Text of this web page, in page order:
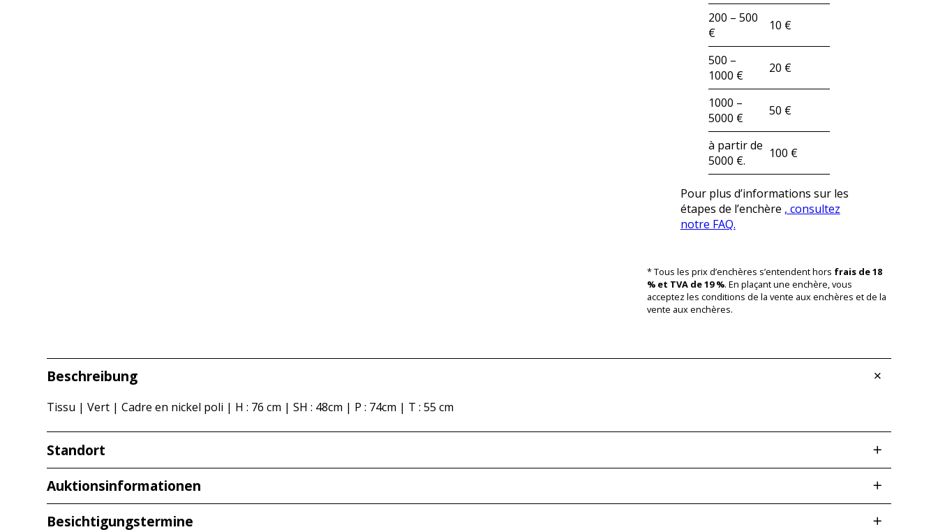
200 – 500
€
10 €
500 –
1000 €
20 €
1000 –
5000 €
50 €
à partir de
5000 €.
100 €
Pour plus d’informations sur les
étapes de l’enchère , consultez
notre FAQ.
* Tous les prix d’enchères s’entendent hors frais de 18
% et TVA de 19 %. En plaçant une enchère, vous
acceptez les conditions de la vente aux enchères et de la
vente aux enchères.
Beschreibung
Tissu | Vert | Cadre en nickel poli | H : 76 cm | SH : 48cm | P : 74cm | T : 55 cm
Standort
Redcarstr. 3
53842 Troisdorf
Auktionsinformationen
Besichtigungstermine